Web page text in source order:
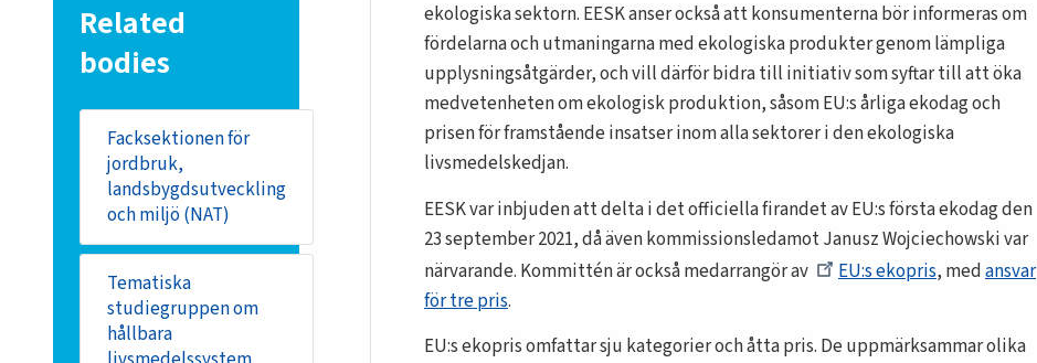
Related
bodies
Facksektionen för
jordbruk,
landsbygdsutveckling
och miljö (NAT)
Tematiska
studiegruppen om
hållbara
ekologiska sektorn. EESK anser också att konsumenterna bör informeras om
fördelarna och utmaningarna med ekologiska produkter genom lämpliga
upplysningsåtgärder, och vill därför bidra till initiativ som syftar till att öka
medvetenheten om ekologisk produktion, såsom EU:s årliga ekodag och
prisen för framstående insatser inom alla sektorer i den ekologiska
livsmedelskedjan.
EESK var inbjuden att delta i det officiella firandet av EU:s första ekodag den
23 september 2021, då även kommissionsledamot Janusz Wojciechowski var
närvarande. Kommittén är också medarrangör av
EU:s ekopris, medansvar
för tre pris.
EU:s ekopris omfattar sju kategorier och åtta pris. De uppmärksammar olika